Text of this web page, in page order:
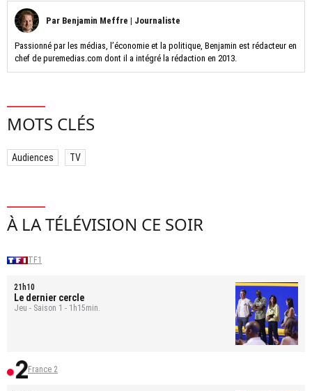
Par Benjamin Meffre | Journaliste
Passionné par les médias, l’économie et la politique, Benjamin est rédacteur en
chef de puremedias.com dont il a intégré la rédaction en 2013.
MOTS CLÉS
Audiences TV
À LA TÉLÉVISION CE SOIR
TF1
21h10
Le dernier cercle
Jeu - Saison 1 - 1h15min.
France 2